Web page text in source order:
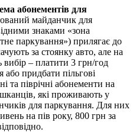
абонементів для
майданчик для
знаками «зона
паркування») прилягає до
за стоянку авто, але на
– платити 3 грн/год
придбати пільгові
та піврічні абонементи на
які проживають у
для паркування. Для них
на пів року, 800 грн за